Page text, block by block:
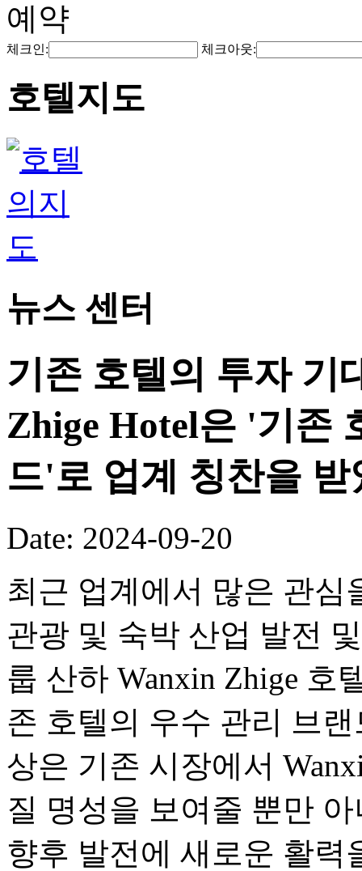
예약
체크인: 체크아웃:
호텔지도
뉴스 센터
기존 호텔의 투자 기
Zhige Hotel은 '기존
드'로 업계 칭찬을 받
Date: 2024-09-20
최근 업계에서 많은 관심
관광 및 숙박 산업 발전
룹 산하 Wanxin Zhige 호
존 호텔의 우수 관리 브
상은 기존 시장에서
질 명성을 보여줄 뿐만
향후 발전에 새로운 활력